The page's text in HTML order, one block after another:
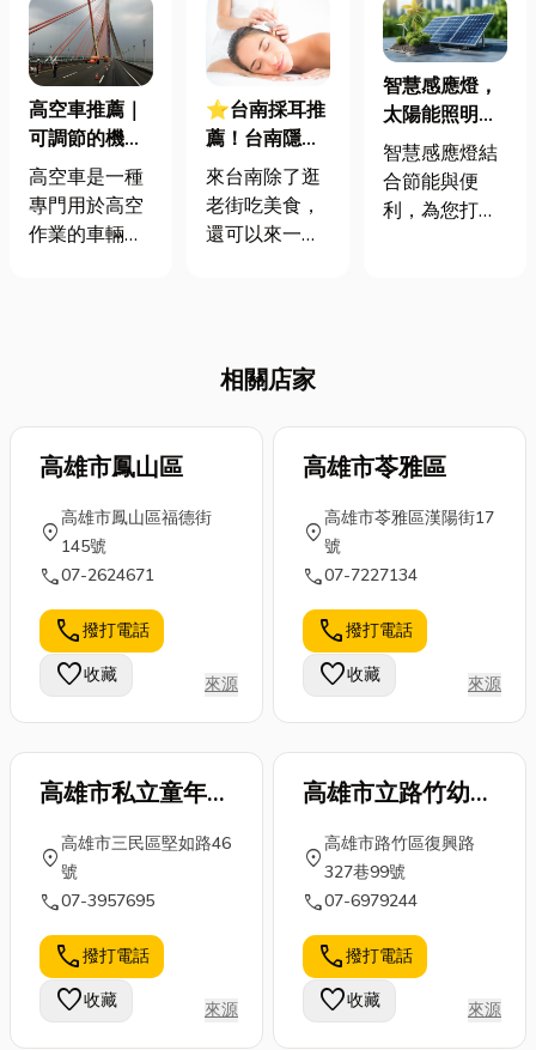
高空車推薦｜
可調節的機具
提升了安全穩
定性
高空車是一種
專門用於高空
作業的車輛，
工作平台升高
至數十米的高
員在安全穩定
的環境中完成
高空作業，並
且是許多行業
的必備工具，
無論是在城市
高樓的外牆清
潔，還是在電
力...
⭐台南採耳推
薦！台南隱藏
版享受爽翻
天，讓你耳朵
找回清晰聽力
來台南除了逛
老街吃美食，
還可以來一趟
技術，還常常
為個人打造專
屬的台南採耳
鬆身心、緩解
道，更能舒緩
頭部穴位，達
果，今天小編
就整理5家台
南掏...
智慧感應燈，
太陽能照明
燈，節能又省
心，照亮每一
刻的生活！
智慧感應燈結
合節能與便
利，為您打造
自動感應，提
節省能源又環
旋轉自動感應
防盜追蹤燈，
可智能偵測移
動，主動追蹤
可疑目標，加
強防...
相關店家
高雄市鳳山區
location_on
高雄市鳳山區福德街
145號
call07-2624671
call撥打電話
favorite收藏 來源
高雄市苓雅區
location_on
高雄市苓雅區漢陽街17
號
call07-7227134
call撥打電話
favorite收藏 來源
高雄市私立童年綠
地幼兒園
location_on
高雄市三民區堅如路46
號
call07-3957695
call撥打電話
favorite收藏 來源
高雄市立路竹幼兒
location_on
高雄市路竹區復興路
327巷99號
call07-6979244
call撥打電話
favorite收藏 來源